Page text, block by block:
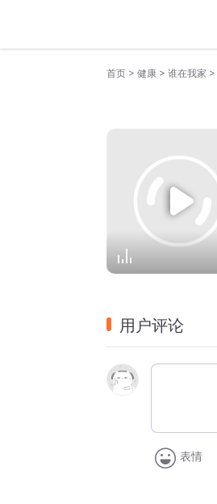
首页 > 健康 > 谁在我家 >
用户评论
表情